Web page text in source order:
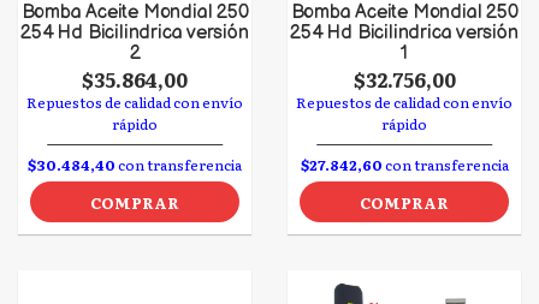
Bomba Aceite Mondial 250
254 Hd Bicilindrica versión
2
$35.864,00
Repuestos de calidad con envío
rápido
$30.484,40con transferencia
COMPRAR
Bomba Aceite Mondial 250
254 Hd Bicilindrica versión
1
$32.756,00
Repuestos de calidad con envío
rápido
$27.842,60con transferencia
COMPRAR